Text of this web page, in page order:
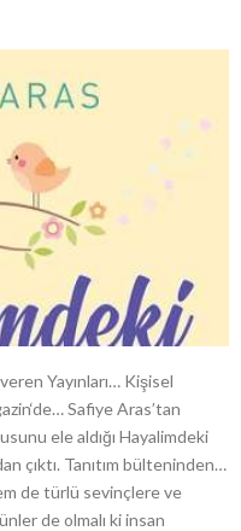
Yayınları… Kişisel
Safiye Aras’tan
ele aldığı Hayalimdeki
çıktı. Tanıtım bülteninden…
de türlü sevinçlere ve
de olmalı ki insan